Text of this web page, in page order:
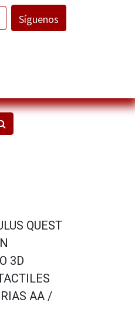
Síguenos
QUEST
3D
AA /